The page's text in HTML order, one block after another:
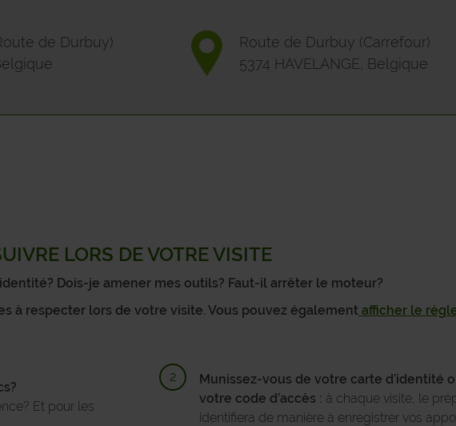
SAMBREVILLE
SOMME-LEUZE
YVOIR
de Durbuy)
Route de Durbuy (Carrefour)
5374 HAVELANGE, Belgique
LORS DE VOTRE VISITE
Dois-je amener mes outils? Faut-il arrêter le moteur?
à respecter lors de votre visite. Vous pouvez également afficher le
Et pour les
Munissez-vous de votre carte d’identité
votre code d’accès : à chaque visite, le
identifiera de manière à enregistrer vos